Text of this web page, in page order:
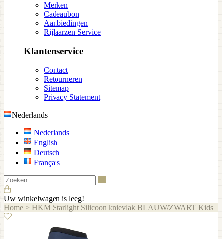
Merken
Cadeaubon
Aanbiedingen
Rijlaarzen Service
Klantenservice
Contact
Retourneren
Sitemap
Privacy Statement
Nederlands
Nederlands
English
Deutsch
Français
Uw winkelwagen is leeg!
Home > HKM Starlight Silicoon knievlak BLAUW/ZWART Kids